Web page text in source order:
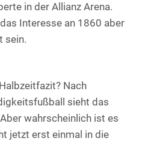
in der Allianz Arena.
Interesse an 1860 aber
sein.
Nach
sieht das
wahrscheinlich ist es
jetzt erst einmal in die